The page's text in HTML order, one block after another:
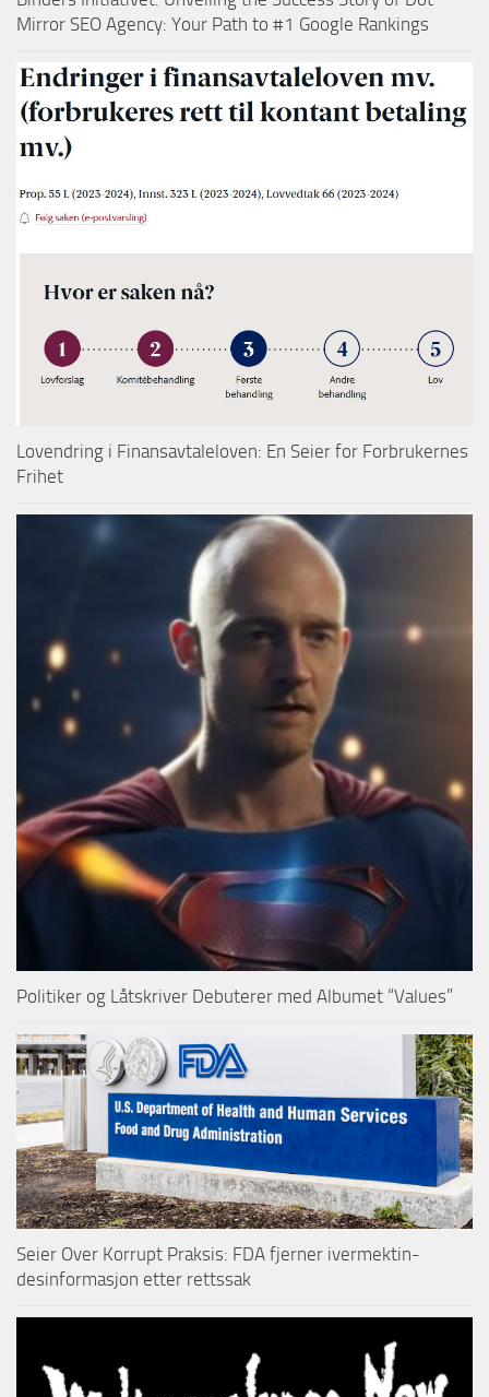
Mirror SEO Agency: Your Path to #1 Google Rankings
Lovendring i Finansavtaleloven: En Seier for Forbrukernes
Frihet
Politiker og Låtskriver Debuterer med Albumet “Values”
Seier Over Korrupt Praksis: FDA fjerner ivermektin-
desinformasjon etter rettssak